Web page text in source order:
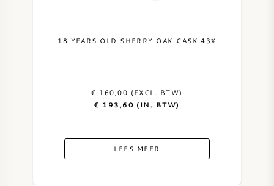
18 YEARS OLD SHERRY OAK CASK 43%
€ 160,00 (EXCL. BTW)
€ 193,60 (IN. BTW)
LEES MEER